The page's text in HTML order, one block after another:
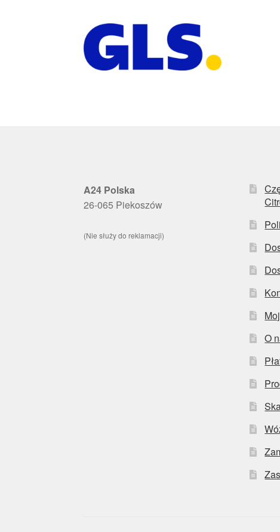
A24 Polska
26-065 Piekoszów
(Nie służy do reklamacji)
O